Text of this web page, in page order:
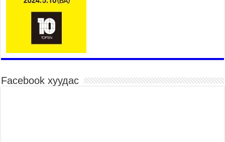
насанд хүрэгчдийн багийн харваагаар
үргэлжилж байна
2026 оны 7 сар 15 / 10 цаг 52 минут
Үндэсний их баяр наадмын хүчит бөхийн
барилдаан эхэллээ
2026 оны 7 сар 15 / 10 цаг 46 минут
Үндэсний хувцасны өдрийг тохиолдуулан
“Дээлтэй монгол наадам” боллоо
Facebook хуудас